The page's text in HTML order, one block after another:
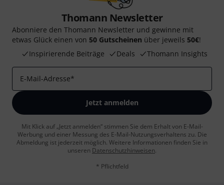
Thomann Newsletter
Abonniere den Thomann Newsletter und gewinne mit
etwas Glück einen von 50 Gutscheinen über jeweils 50€!
Inspirierende Beiträge
Deals Thomann Insights
E-Mail-Adresse*
Jetzt anmelden
Mit Klick auf „Jetzt anmelden“ stimmen Sie dem Erhalt von E-Mail-
Werbung und einer Messung des E-Mail-Nutzungsverhaltens zu. Die
Abmeldung ist jederzeit möglich. Weitere Informationen finden Sie in
unseren Datenschutzhinweisen.
* Pflichtfeld